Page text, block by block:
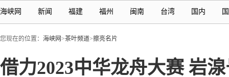
海峡网 新闻 福建 福州 闽南 台湾 国内
您现在的位置： 海峡网>茶叶频道>擦亮名片
借力2023中华龙舟大赛 岩